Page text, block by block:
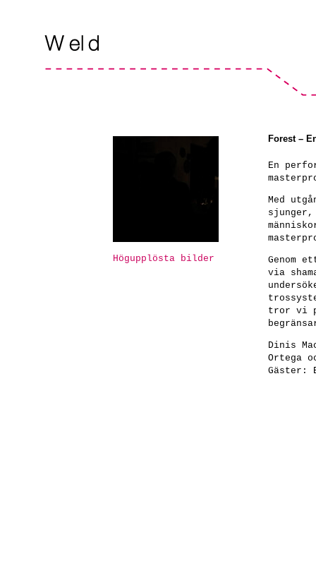
Högupplösta bilder
Forest –
En
Med
sjunger,
Genom
via
tror vi
Dinis
Ortega
Gäster: